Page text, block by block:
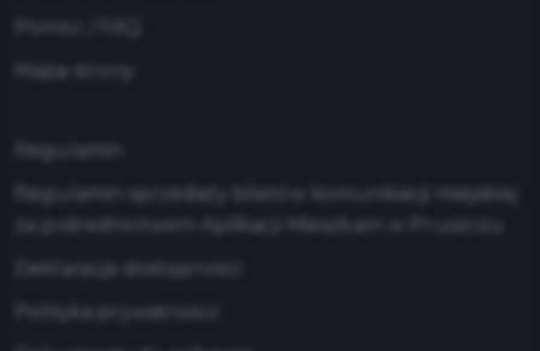
Mapa strony
Regulamin
Regulamin sprzedaży biletów komunikacji miejskiej
za pośrednictwem Aplikacji Mieszkam w Pruszczu
Deklaracja dostępności
Polityka prywatności